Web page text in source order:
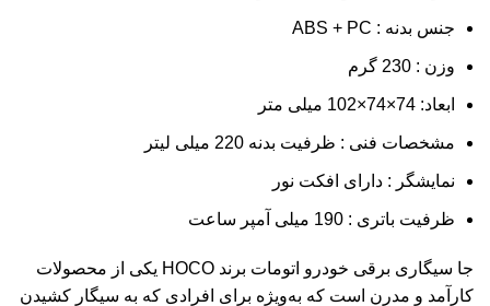
جنس بدنه : ABS + PC
وزن : 230 گرم
ابعاد: 74×74×102 میلی متر
مشخصات فنی : ظرفیت بدنه 220 میلی لیتر
نمایشگر : دارای افکت نور
ظرفیت باتری : 190 میلی آمپر ساعت
جا سیگاری برقی خودرو اتومات برند HOCO یکی از محصولات
کارآمد و مدرن است که به‌ویژه برای افرادی که به سیگار کشیدن